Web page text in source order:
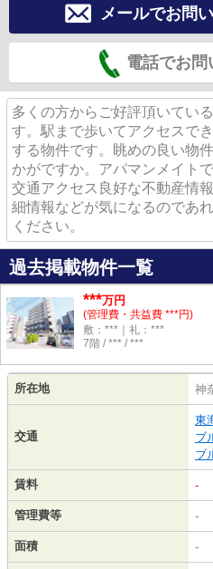
メールでお問
電話でお問
多くの方からご好評頂いてい
す。駅まで歩いてアクセスで
する物件です。眺めの良い物
かがですか。アパマンメイト
交通アクセス良好な不動産情
細情報などが気になるのであ
ください。
過去掲載物件一覧
***万円
(管理費・共益費 ***円)
敷：***｜礼：***
7階 / *** / ***
所在地 神
交通
東
ブ
ブ
賃料 -
管理費等 -
面積 -